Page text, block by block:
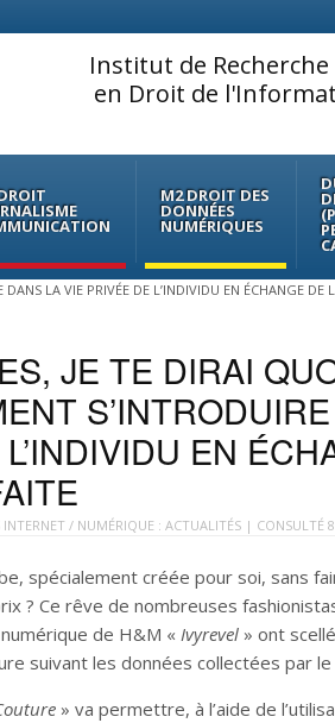
Institut de
en Droit de
M2 DROIT DES
DONNÉES
NUMÉRIQUES
LA VIE PRIVÉE DE L’INDIVIDU EN ÉCHANGE DE
JE TE DIRAI
EN
INTERNET / NUMÉRIQUE : ACTUALITÉS| CONSULTÉ
spécialement créée pour soi, sans
? Ce rêve de nombreuses
de H&M « Ivyrevel» ont
suivant les données collectées par
» va permettre, à l’aide de